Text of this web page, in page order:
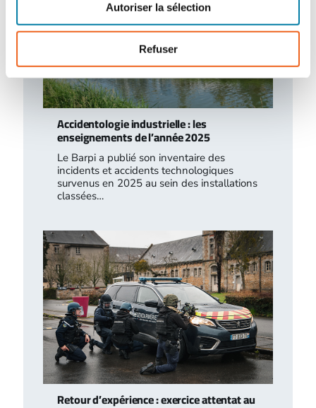
Autoriser la sélection
Refuser
Accidentologie industrielle : les
enseignements de l’année 2025
Le Barpi a publié son inventaire des
incidents et accidents technologiques
survenus en 2025 au sein des installations
classées…
Retour d’expérience : exercice attentat au